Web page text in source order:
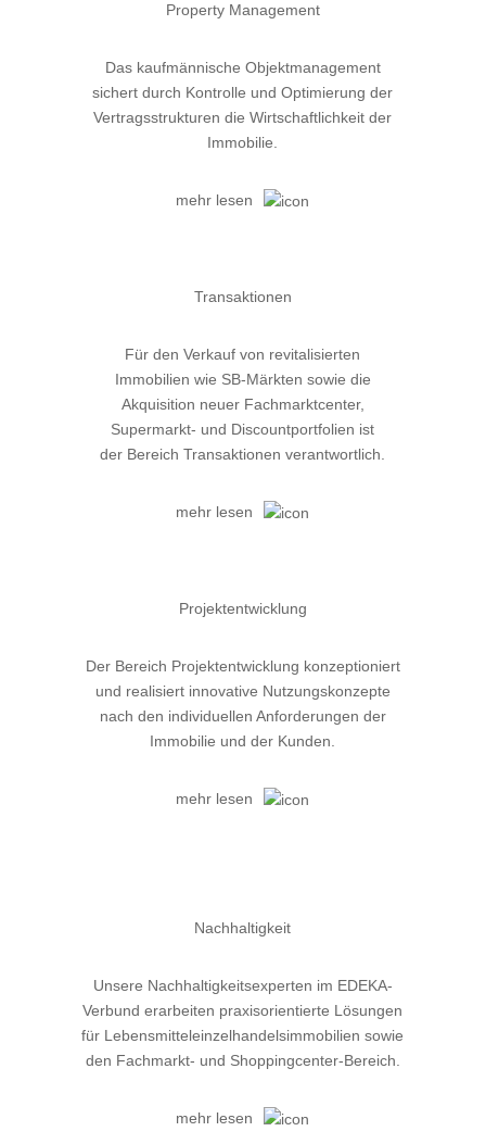
Property Management
Das kaufmännische Objektmanagement
sichert durch Kontrolle und Optimierung der
Vertragsstrukturen die Wirtschaftlichkeit der
Immobilie.
mehr lesen
Transaktionen
Für den Verkauf von revitalisierten
Immobilien wie SB-Märkten sowie die
Akquisition neuer Fachmarktcenter,
Supermarkt- und Discountportfolien ist
der Bereich Transaktionen verantwortlich.
mehr lesen
Projektentwicklung
Der Bereich Projektentwicklung konzeptioniert
und realisiert innovative Nutzungskonzepte
nach den individuellen Anforderungen der
Immobilie und der Kunden.
mehr lesen
Nachhaltigkeit
Unsere Nachhaltigkeitsexperten im EDEKA-
Verbund erarbeiten praxisorientierte Lösungen
für Lebensmitteleinzelhandelsimmobilien sowie
den Fachmarkt- und Shoppingcenter-Bereich.
mehr lesen